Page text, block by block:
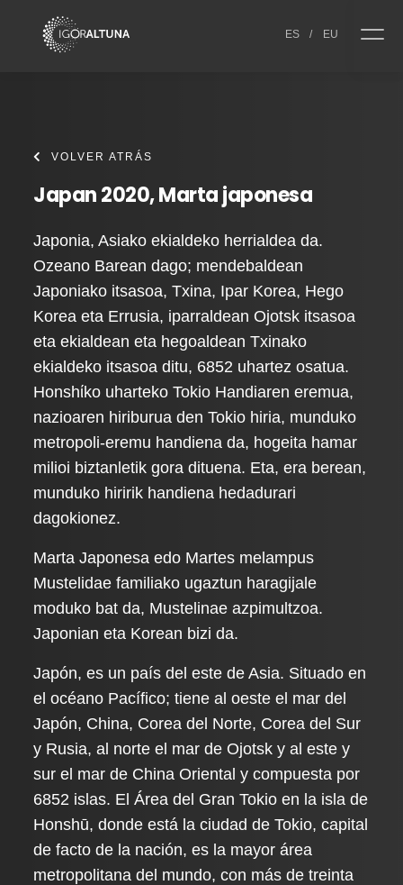
ES / EU
VOLVER ATRÁS
Japan 2020, Marta japonesa
Japonia, Asiako ekialdeko herrialdea da.
Ozeano Barean dago; mendebaldean
Japoniako itsasoa, Txina, Ipar Korea, Hego
Korea eta Errusia, iparraldean Ojotsk itsasoa
eta ekialdean eta hegoaldean Txinako
ekialdeko itsasoa ditu, 6852 uhartez osatua.
Honshίko uharteko Tokio Handiaren eremua,
nazioaren hiriburua den Tokio hiria, munduko
metropoli-eremu handiena da, hogeita hamar
milioi biztanletik gora dituena. Eta, era berean,
munduko hiririk handiena hedadurari
dagokionez.
Marta Japonesa edo Martes melampus
Mustelidae familiako ugaztun haragijale
moduko bat da, Mustelinae azpimultzoa.
Japonian eta Korean bizi da.
Japón, es un país del este de Asia. Situado en
el océano Pacífico; tiene al oeste el mar del
Japón, China, Corea del Norte, Corea del Sur
y Rusia, al norte el mar de Ojotsk y al este y
sur el mar de China Oriental y compuesta por
6852 islas. El Área del Gran Tokio en la isla de
Honshū, donde está la ciudad de Tokio, capital
de facto de la nación, es la mayor área
metropolitana del mundo, con más de treinta